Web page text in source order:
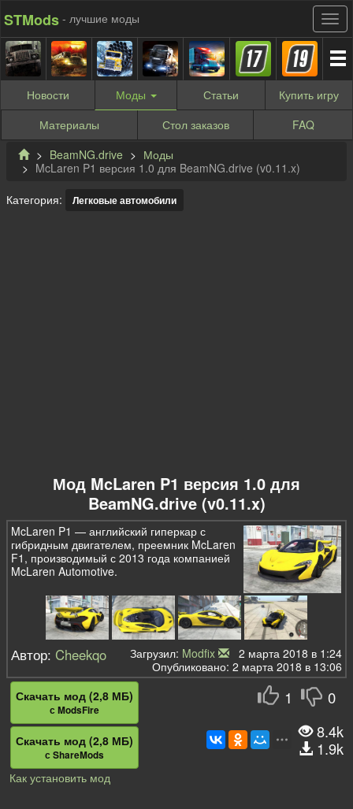
STMods - лучшие моды
Новости Моды Статьи Купить игру
Материалы
Стол заказов
FAQ
BeamNG.drive
Моды
McLaren P1 версия 1.0 для BeamNG.drive (v0.11.x)
Категория: Легковые автомобили
Мод McLaren P1 версия 1.0 для
BeamNG.drive (v0.11.x)
McLaren P1 — английский гиперкар с
гибридным двигателем, преемник McLaren
F1, производимый с 2013 года компанией
McLaren Automotive.
Автор:Cheekqo Загрузил: Modfix
2 марта 2018 в 1:24
Опубликовано: 2 марта 2018 в 13:06
1 0
Скачать мод (2,8 МБ)
с ModsFire
Скачать мод (2,8 МБ)
с ShareMods
8.4k
1.9k
Как установить мод